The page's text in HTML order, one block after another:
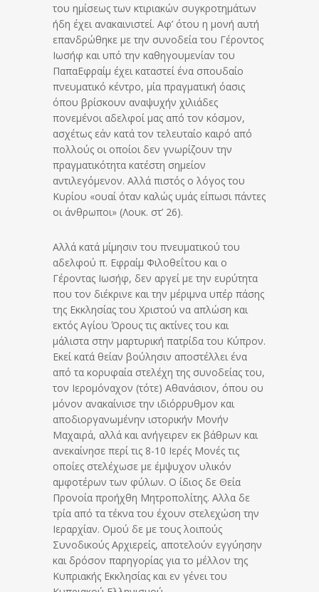
του ημίσεως των κτιριακών συγκροτημάτων
ήδη έχει ανακαινιστεί. Αφ’ ότου η μονή αυτή
επανδρώθηκε με την συνοδεία του Γέροντος
Ιωσήφ και υπό την καθηγουμενίαν του
ΠαπαΕφραίμ έχει καταστεί ένα σπουδαίο
πνευματικό κέντρο, μία πραγματική όασις
όπου βρίσκουν αναψυχήν χιλιάδες
πονεμένοι αδελφοί μας από τον κόσμον,
ασχέτως εάν κατά τον τελευταίο καιρό από
πολλούς οι οποίοι δεν γνωρίζουν την
πραγματικότητα κατέστη σημείον
αντιλεγόμενον. Αλλά πιστός ο λόγος του
Κυρίου «ουαί όταν καλώς υμάς είπωσι πάντες
οι άνθρωποι» (Λουκ. στ’ 26).
Αλλά κατά μίμησιν του πνευματικού του
αδελφού π. Εφραίμ Φιλοθεΐτου και ο
Γέροντας Ιωσήφ, δεν αργεί με την ευρύτητα
που τον διέκρινε και την μέριμνα υπέρ πάσης
της Εκκλησίας του Χριστού να απλώση και
εκτός Αγίου Όρους τις ακτίνες του και
μάλιστα στην μαρτυρική πατρίδα του Κύπρον.
Εκεί κατά θείαν βούλησιν αποστέλλει ένα
από τα κορυφαία στελέχη της συνοδείας του,
τον Ιερομόναχον (τότε) Αθανάσιον, όπου ου
μόνον ανακαίνισε την ιδιόρρυθμον και
αποδιοργανωμένην ιστορικήν Μονήν
Μαχαιρά, αλλά και ανήγειρεν εκ βάθρων και
ανεκαίνησε περί τις 8-10 Ιερές Μονές τις
οποίες στελέχωσε με έμψυχον υλικόν
αμφοτέρων των φύλων. Ο ίδιος δε Θεία
Προνοία προήχθη Μητροπολίτης. Αλλα δε
τρία από τα τέκνα του έχουν στελεχώση την
Ιεραρχίαν. Ομού δε με τους λοιπούς
Συνοδικούς Αρχιερείς, αποτελούν εγγύησην
και δρόσον παρηγορίας για το μέλλον της
Κυπριακής Εκκλησίας και εν γένει του